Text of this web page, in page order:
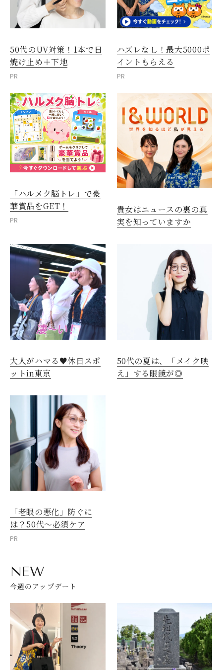
50代のUV対策！1本で日
焼け止め＋下地
PR
ハズレなし！最大5000ポ
イントもらえる
PR
「ハルメク脳トレ」で豪
華賞品をGET！
PR
貴女はニュースの裏の真
実を知っていますか
大人がハマる♥休日スポ
ットin東京
50代の夏は、「メイク映
え」する眼鏡が◎
「老眼の悪化」防ぐに
は？50代～必須ケア
PR
NEW
今週のアップデート